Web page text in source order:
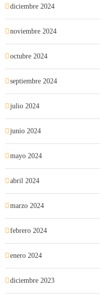
diciembre 2024
noviembre 2024
octubre 2024
septiembre 2024
julio 2024
junio 2024
mayo 2024
abril 2024
marzo 2024
febrero 2024
enero 2024
diciembre 2023